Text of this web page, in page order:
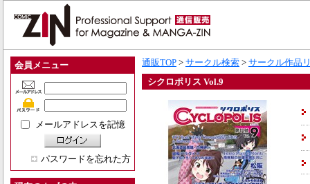
会員メニュー
メールアドレスを記憶
パスワードを忘れた方
通販TOP > サークル検索 > サークル作品
シクロポリス Vol.9